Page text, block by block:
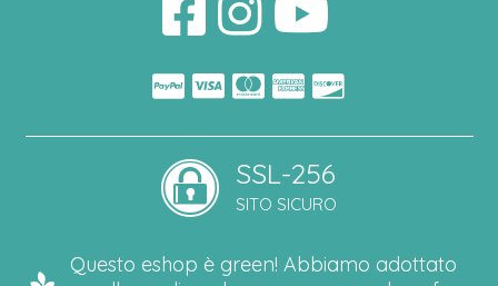
SSL-256
SITO SICURO
Questo eshop è green! Abbiamo adottato